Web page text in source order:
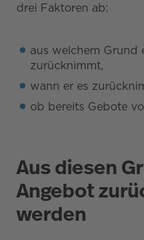
drei Faktoren ab:
aus welchem Grund
zurücknimmt,
wann er es
ob bereits Gebote
Aus diesen
Angebot
werden